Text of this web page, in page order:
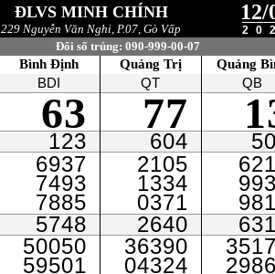
ĐLVS MINH CHÍNH
229 Nguyễn Văn Nghi, P.07, Gò Vấp
12/
Đổi số trúng: 090-999-00-07
Bình Định
BDI
63
123
6937
7493
7885
5748
50050
59501
Quảng Trị
QT
77
604
2105
1334
0371
2640
36390
04324
Quảng
QB